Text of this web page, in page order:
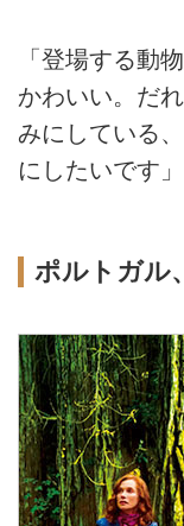
「登場する動
かわいい。だ
みにしている
にしたいです」
ポルトガル